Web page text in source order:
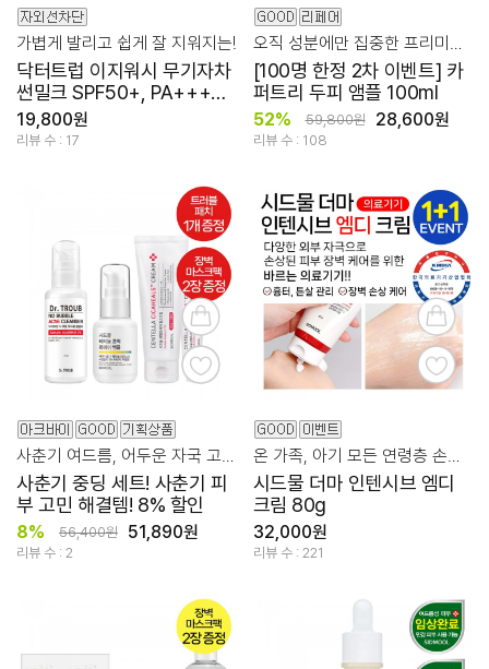
가볍게 발리고 쉽게 잘 지워지는!
닥터트럽 이지워시 무기자차
썬밀크 SPF50+, PA++++
80ml
19,800원
리뷰 수 : 17
[100명 한정 2차 이벤트] 카
퍼트리 두피 앰플 100ml
52% 59,800원 28,600원
리뷰 수 : 108
사춘기 중딩 세트! 사춘기 피
부 고민 해결템! 8% 할인
8% 56,400원 51,890원
리뷰 수 : 2
시드물 더마 인텐시브 엠디
크림 80g
32,000원
리뷰 수 : 221